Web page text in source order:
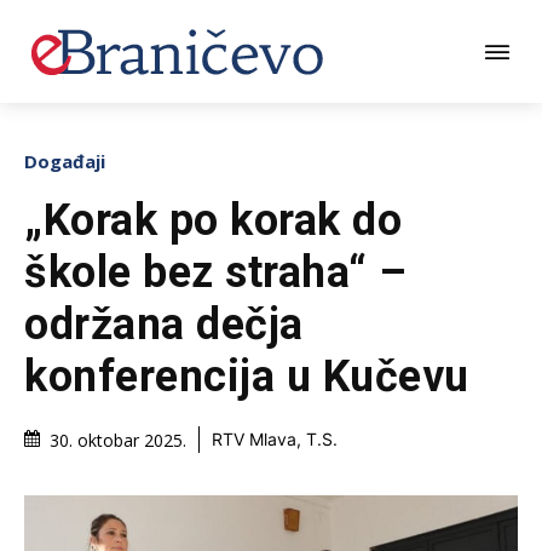
Događaji
„Korak po korak do
škole bez straha“ –
održana dečja
konferencija u Kučevu
30. oktobar 2025. RTV Mlava, T.S.